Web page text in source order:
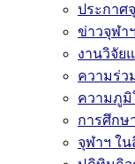
ประกาศ
ข่าวจุฬาฯ
งานวิจัย
ความร่ว
ความภูมิ
การศึกษ
จุฬาฯ ใน